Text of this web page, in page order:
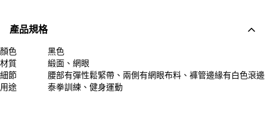
產品規格
顏色
黑色
材質
緞面、網眼
細節
腰部有彈性鬆緊帶、兩側有網眼布料、褲管邊緣有白色滾邊
用途
泰拳訓練、健身運動